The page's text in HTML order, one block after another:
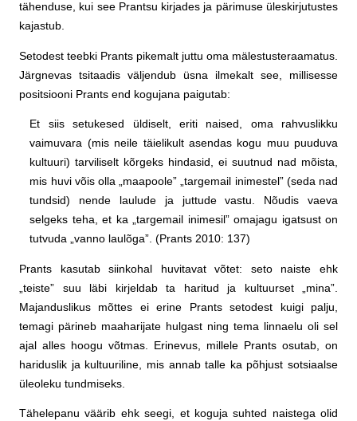
tähenduse, kui see Prantsu kirjades ja pärimuse üleskirjutustes
kajastub.
Setodest teebki Prants pikemalt juttu oma mälestusteraamatus.
Järgnevas tsitaadis väljendub üsna ilmekalt see, millisesse
positsiooni Prants end kogujana paigutab:
Et siis setukesed üldiselt, eriti naised, oma rahvuslikku
vaimuvara (mis neile täielikult asendas kogu muu puuduva
kultuuri) tarviliselt kõrgeks hindasid, ei suutnud nad mõista,
mis huvi võis olla „maapoole” „targemail inimestel” (seda nad
tundsid) nende laulude ja juttude vastu. Nõudis vaeva
selgeks teha, et ka „targemail inimesil” omajagu igatsust on
tutvuda „vanno laulõga”. (Prants 2010: 137)
Prants kasutab siinkohal huvitavat võtet: seto naiste ehk
„teiste” suu läbi kirjeldab ta haritud ja kultuurset „mina”.
Majanduslikus mõttes ei erine Prants setodest kuigi palju,
temagi pärineb maaharijate hulgast ning tema linnaelu oli sel
ajal alles hoogu võtmas. Erinevus, millele Prants osutab, on
hariduslik ja kultuuriline, mis annab talle ka põhjust sotsiaalse
üleoleku tundmiseks.
Tähelepanu väärib ehk seegi, et koguja suhted naistega olid